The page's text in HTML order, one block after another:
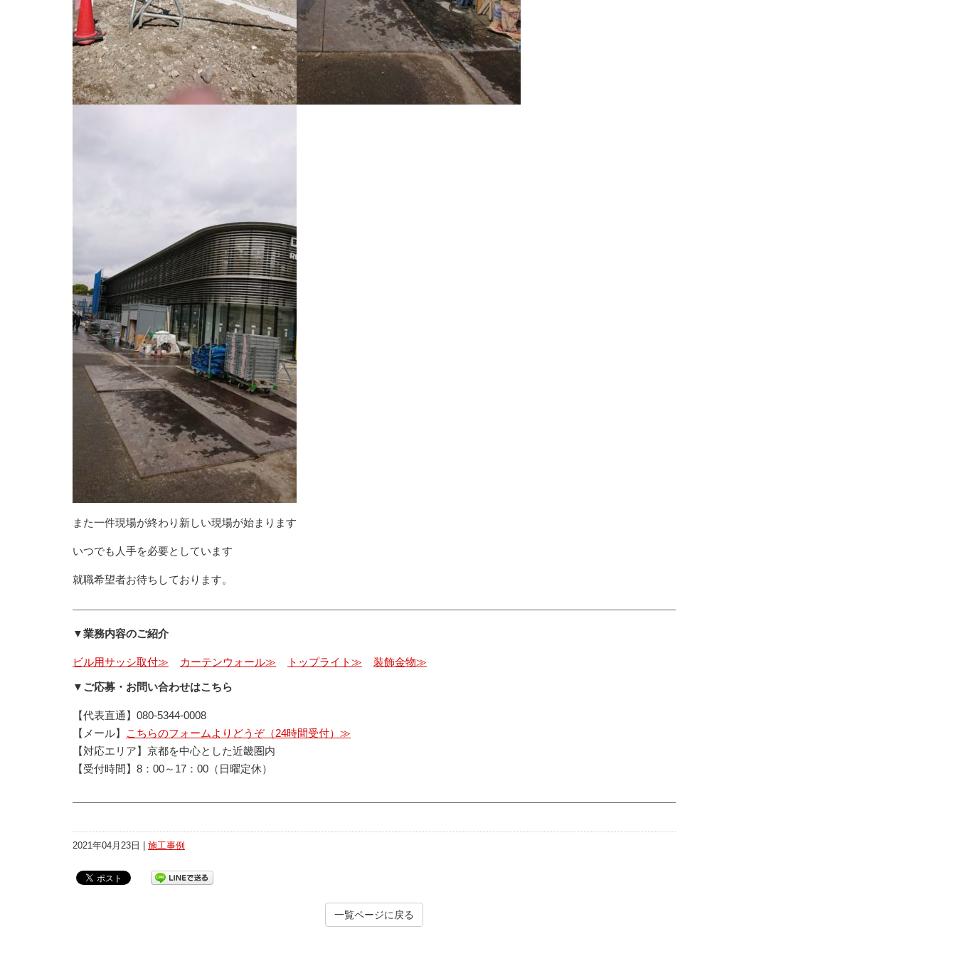
また一件現場が終わり新しい現場が始まります
いつでも人手を必要としています
就職希望者お待ちしております。
▼業務内容のご紹介
ビル用サッシ取付≫ カーテンウォール≫ トップライト≫ 装飾金物≫
▼ご応募・お問い合わせはこちら
【代表直通】080-5344-0008
【メール】
こちらのフォームよりどうぞ（24時間受付）≫
【対応エリア】京都を中心とした近畿圏内
【受付時間】8：00～17：00（日曜定休）
2021年04月23日 | 施工事例
一覧ページに戻る